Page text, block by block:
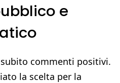
e
subito commenti positivi.
la scelta per la